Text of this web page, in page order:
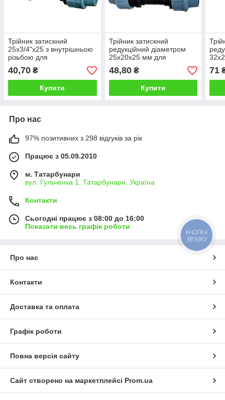
Трійник затискний
25х3/4"х25 з внутрішньою
різьбою для
поліетиленової труби
40,70 ₴
Купити
Трійник затискний
редукційний діаметром
25х20х25 мм для
з'єднання поліетиленових
труб
48,80₴
Купити
труб
71
Про нас
97% позитивних з 298 відгуків за рік
Працює з 05.09.2010
м. Татарбунари
вул. Гульченка 1, Татарбунари, Україна
Контакти
Сьогодні працює з 08:00 до 16:00
Показати весь графік роботи
Про нас
Контакти
Доставка та оплата
Графік роботи
Повна версія сайту
Сайт створено на маркетплейсі Prom.ua
КНОПКА
ЗВ'ЯЗКУ